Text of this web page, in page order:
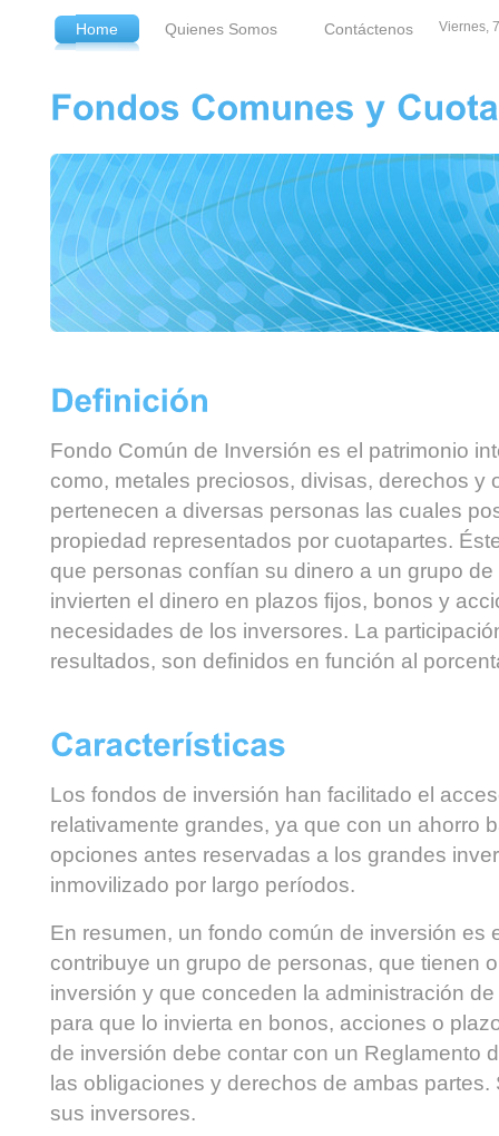
Home Quienes Somos Contáctenos Viernes,
Fondo Común de Inversión es el patrimonio
como, metales preciosos, divisas, derechos y
pertenecen a diversas personas las cuales
propiedad representados por cuotapartes.
que personas confían su dinero a un grupo
invierten el dinero en plazos fijos, bonos y
necesidades de los inversores. La
resultados, son definidos en función al
Los fondos de inversión han facilitado el
relativamente grandes, ya que con un ahorro
opciones antes reservadas a los grandes
inmovilizado por largo períodos.
En resumen, un fondo común de inversión es
contribuye un grupo de personas, que tienen
inversión y que conceden la administración
para que lo invierta en bonos, acciones o
de inversión debe contar con un Reglamento
las obligaciones y derechos de ambas
sus inversores.